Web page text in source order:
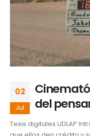
02
Jul
del
Tesis digitales UDLAP